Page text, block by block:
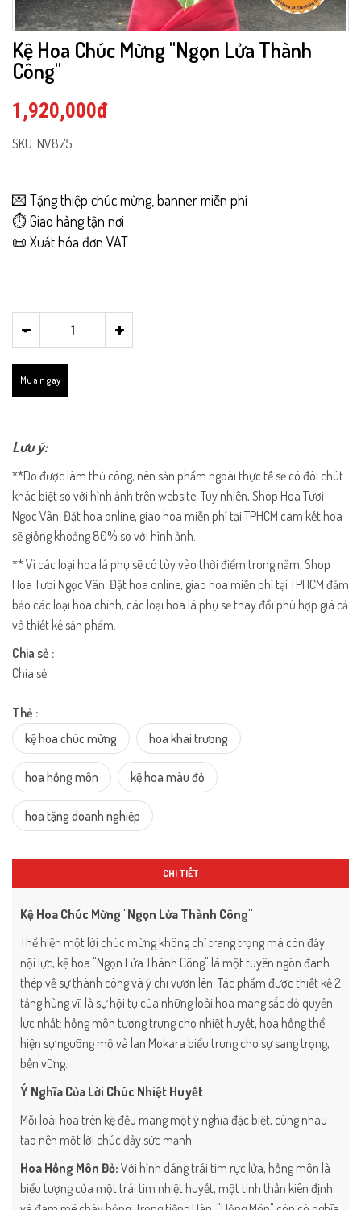
Kệ Hoa Chúc Mừng "Ngọn Lửa Thành
Công"
1,920,000đ
SKU: NV875
💌 Tặng thiệp chúc mừng, banner miễn phí
⏱️ Giao hàng tận nơi
📜 Xuất hóa đơn VAT
- +
Mua ngay
Lưu ý:
**Do được làm thủ công, nên sản phẩm ngoài thực tế sẽ có đôi chút
khác biệt so với hình ảnh trên website. Tuy nhiên, Shop Hoa Tươi
Ngọc Vân: Đặt hoa online, giao hoa miễn phí tại TPHCM cam kết hoa
sẽ giống khoảng 80% so với hình ảnh.
** Vì các loại hoa lá phụ sẽ có tùy vào thời điểm trong năm, Shop
Hoa Tươi Ngọc Vân: Đặt hoa online, giao hoa miễn phí tại TPHCM đảm
bảo các loại hoa chính, các loại hoa lá phụ sẽ thay đổi phù hợp giá cả
và thiết kế sản phẩm.
Chia sẻ :
Chia sẻ
Thẻ :
kệ hoa chúc mừng
hoa khai trương
hoa hồng môn kệ hoa màu đỏ
hoa tặng doanh nghiệp
CHI TIẾT
Kệ Hoa Chúc Mừng "Ngọn Lửa Thành Công"
Thể hiện một lời chúc mừng không chỉ trang trọng mà còn đầy
nội lực, kệ hoa "Ngọn Lửa Thành Công" là một tuyên ngôn đanh
thép về sự thành công và ý chí vươn lên. Tác phẩm được thiết kế 2
tầng hùng vĩ, là sự hội tụ của những loài hoa mang sắc đỏ quyền
lực nhất: hồng môn tượng trưng cho nhiệt huyết, hoa hồng thể
hiện sự ngưỡng mộ và lan Mokara biểu trưng cho sự sang trọng,
bền vững.
Ý Nghĩa Của Lời Chúc Nhiệt Huyết
Mỗi loài hoa trên kệ đều mang một ý nghĩa đặc biệt, cùng nhau
tạo nên một lời chúc đầy sức mạnh:
Hoa Hồng Môn Đỏ: Với hình dáng trái tim rực lửa, hồng môn là
biểu tượng của một trái tim nhiệt huyết, một tinh thần kiên định